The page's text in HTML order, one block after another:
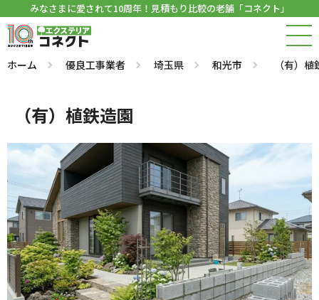
みなさまに愛されて10周年！見積もり比較の老舗「コネクト」
ホーム 優良工事業者 埼玉県 和光市 （有）
（有）植鉄造園